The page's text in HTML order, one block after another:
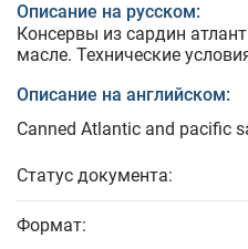
Описание на русском:
Консервы из сардин
масле. Технические
Описание на английском:
Canned Atlantic and pacific
Статус документа:
Формат: